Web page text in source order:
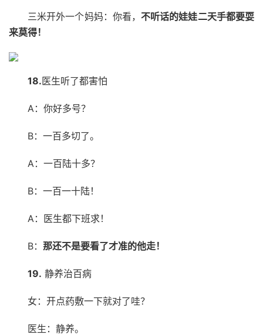
三米开外一个妈妈：你看，不听话的娃娃二天手都要耍
来莫得！
18.医生听了都害怕
A：你好多号？
B：一百多切了。
A：一百陆十多？
B：一百一十陆！
A：医生都下班求！
B： 那还不是要看了才准的他走！
19. 静养治百病
女：开点药敷一下就对了哇？
医生：静养。